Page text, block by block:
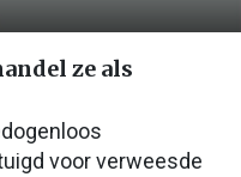
ze als
voor verweesde